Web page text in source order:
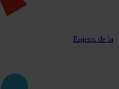
Enjeux de la